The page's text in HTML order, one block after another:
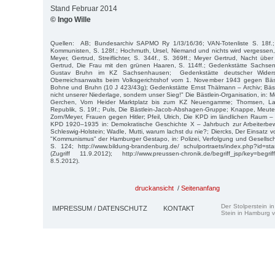
Stand Februar 2014
© Ingo Wille
Quellen: AB; Bundesarchiv SAPMO Ry 1/I3/16/36; VAN-Totenliste S.
Kommunisten, S. 128f.; Hochmuth, Ursel, Niemand und nichts wird
Meyer, Gertrud, Streiflichter, S. 344f., S. 369ff.; Meyer Gertrud, Nacht
Gertrud, Die Frau mit den grünen Haaren, S. 114ff.; Gedenkstätte
Gustav Bruhn im KZ Sachsenhausen; Gedenkstätte deutscher
Oberreichsanwalts beim Volksgerichtshof vom 1. November 1943 gegen
Bohne und Bruhn (10 J 423/43g); Gedenkstätte Ernst Thälmann – Archiv;
nicht unse­rer Niederlage, sondern unser Sieg!" Die Bästlein-Organisation, in:
Gerchen, Vom Heider Marktplatz bis zum KZ Neuengamme; Thomsen,
Republik, S. 19f.; Puls, Die Bästlein-Jacob-Abshagen-Gruppe; Knappe,
Zorn/Meyer, Frauen gegen Hitler; Pfeil, Ulrich, Die KPD im ländlichen Raum
KPD 1920–1935 in: Demokratische Geschichte X – Jahrbuch zur
Schleswig-Holstein; Wadle, Mutti, warum lachst du nie?; Diercks, Der Einsatz
"Kommunismus" der Hamburger Gestapo, in: Polizei, Verfolgung und
S. 124; http://www.bildung-bran­den­burg.de/ schulportraets/
(Zugriff 11.9.2012); http://www.preussen-chronik.de/begriff_jsp/
8.5.2012).
druckansicht / Seitenanfang
IMPRESSUM / DATENSCHUTZ KONTAKT
Der Stolperstein
Stein in Hamburg